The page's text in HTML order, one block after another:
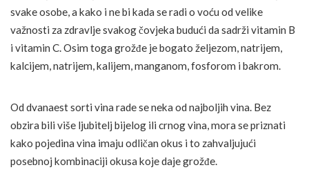
svake osobe, a kako i ne bi kada se radi o voću od velike
važnosti za zdravlje svakog čovjeka budući da sadrži vitamin B
i vitamin C. Osim toga grožđe je bogato željezom, natrijem,
kalcijem, natrijem, kalijem, manganom, fosforom i bakrom.
Od dvanaest sorti vina rade se neka od najboljih vina. Bez
obzira bili više ljubitelj bijelog ili crnog vina, mora se priznati
kako pojedina vina imaju odličan okus i to zahvaljujući
posebnoj kombinaciji okusa koje daje grožđe.